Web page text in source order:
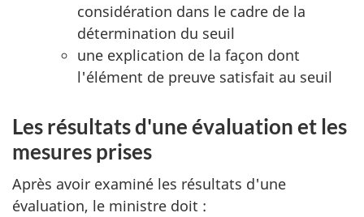
considération dans le cadre de la
détermination du seuil
une explication de la façon dont
l'élément de preuve satisfait au seuil
Les résultats d'une évaluation et les
mesures prises
Après avoir examiné les résultats d'une
évaluation, le ministre doit :